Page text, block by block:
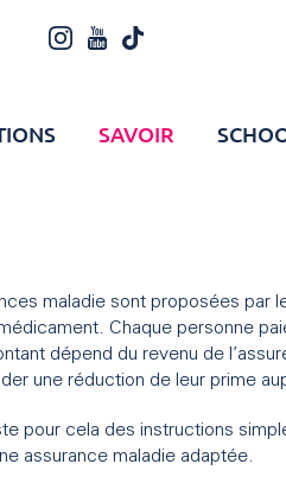
SAVOIR
maladie sont proposées
Chaque personne
dépend du revenu de
une réduction de leur prime
pour cela des instructions
assurance maladie adaptée.